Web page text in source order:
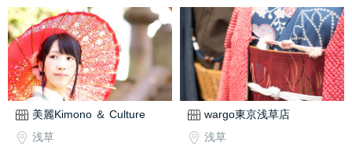
美麗Kimono ＆ Culture
浅草
wargo東京浅草店
浅草